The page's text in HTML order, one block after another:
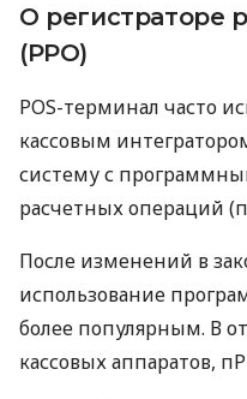
О регистраторе
(РРО)
POS-терминал часто
кассовым
систему с
расчетных операций
После изменений в
использование
более популярным. В
кассовых аппаратов,